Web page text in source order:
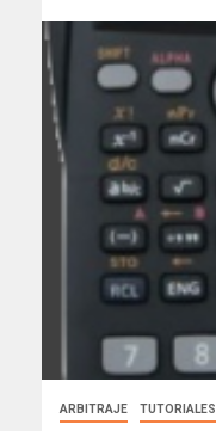
ARBITRAJE TUTORIALES